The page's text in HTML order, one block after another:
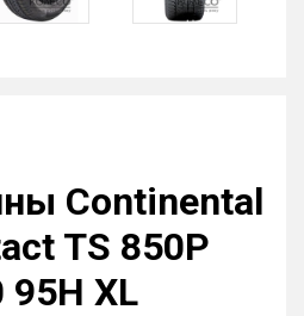
Continental
TS 850P
95H XL